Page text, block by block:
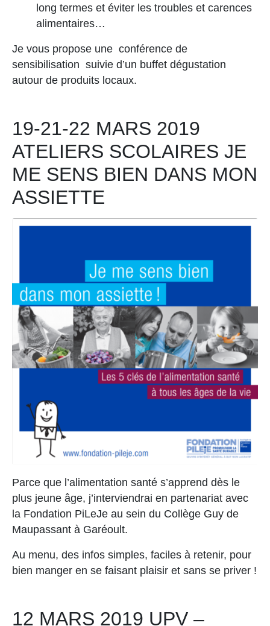
long termes et éviter les troubles et carences
alimentaires…
Je vous propose une conférence de
sensibilisation suivie d’un buffet dégustation
autour de produits locaux.
19-21-22 MARS 2019
ATELIERS SCOLAIRES JE
ME SENS BIEN DANS MON
ASSIETTE
Parce que l’alimentation santé s’apprend dès le
plus jeune âge, j’interviendrai en partenariat avec
la Fondation PiLeJe au sein du Collège Guy de
Maupassant à Garéoult.
Au menu, des infos simples, faciles à retenir, pour
bien manger en se faisant plaisir et sans se priver !
12 MARS 2019 UPV –